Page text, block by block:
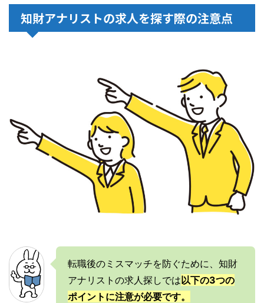
知財アナリストの求人を探す際の注意点
転職後のミスマッチを防ぐために、知財
アナリストの求人探しでは以下の3つの
ポイントに注意が必要です。